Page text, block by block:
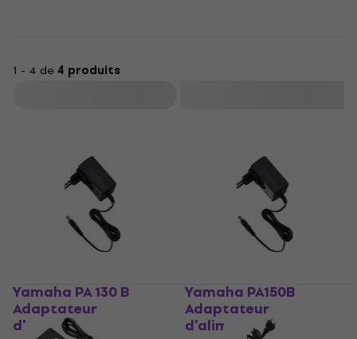
1 - 4 de 4 produits
Yamaha PA 130 B
Adaptateur
d'alimentation
Yamaha PA150B
Adaptateur
d'alimentation